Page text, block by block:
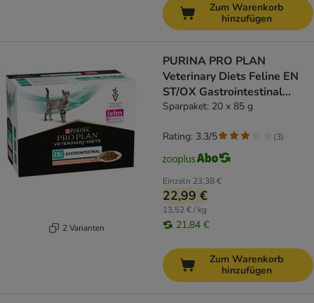
Zum Warenkorb
hinzufügen
2 Varianten
PURINA PRO PLAN
Veterinary Diets Feline EN
ST/OX Gastrointestinal
Lachs
Sparpaket: 20 x 85 g
Einzeln 23,38 €
22,99 €
13,52 € / kg
21,84 €
Rating: 3.3/5 (3)
Zum Warenkorb
hinzufügen